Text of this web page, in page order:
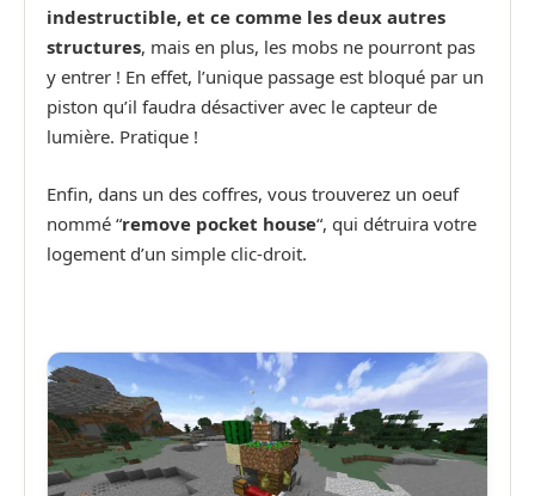
indestructible, et ce comme les deux autres
structures, mais en plus, les mobs ne pourront pas
y entrer ! En effet, l’unique passage est bloqué par un
piston qu’il faudra désactiver avec le capteur de
lumière. Pratique !
Enfin, dans un des coffres, vous trouverez un oeuf
nommé “remove pocket house“, qui détruira votre
logement d’un simple clic-droit.